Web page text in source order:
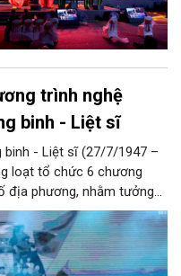
trình nghệ
binh - Liệt sĩ
binh - Liệt sĩ (27/7/1947 –
loạt tổ chức 6 chương
địa phương, nhằm tưởng
binh, bệnh binh và